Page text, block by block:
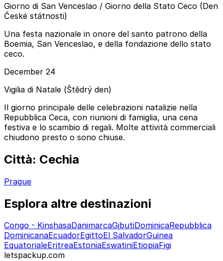
Giorno di San Venceslao / Giorno della Stato Ceco (Den
České státnosti)
Una festa nazionale in onore del santo patrono della
Boemia, San Venceslao, e della fondazione dello stato
ceco.
December 24
Vigilia di Natale (Štědrý den)
Il giorno principale delle celebrazioni natalizie nella
Repubblica Ceca, con riunioni di famiglia, una cena
festiva e lo scambio di regali. Molte attività commerciali
chiudono presto o sono chiuse.
Città: Cechia
Prague
Esplora altre destinazioni
Congo - KinshasaDanimarcaGibutiDominicaRepubblica
DominicanaEcuadorEgittoEl SalvadorGuinea
EquatorialeEritreaEstoniaEswatiniEtiopiaFigi
letspackup.com